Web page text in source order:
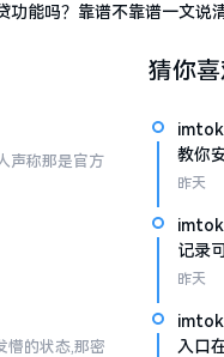
功能吗？靠谱不靠谱一文说
声称那是官方
懵的状态,那密
猜你
教你
昨天
记录
昨天
入口